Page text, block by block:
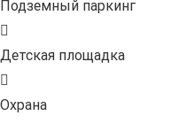
Подземный паркинг
Детская площадка
Охрана